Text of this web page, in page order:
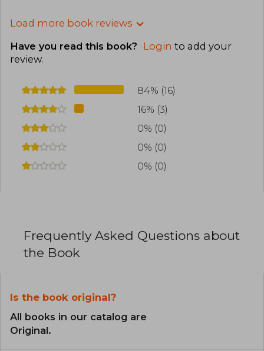
Load more book reviews
Have you read this book? Login to add your
review.
84% (16)
16% (3)
0% (0)
0% (0)
0% (0)
Frequently Asked Questions about
the Book
Is the book original?
All books in our catalog are
Original.